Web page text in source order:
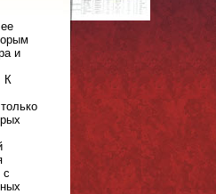
и
К
с